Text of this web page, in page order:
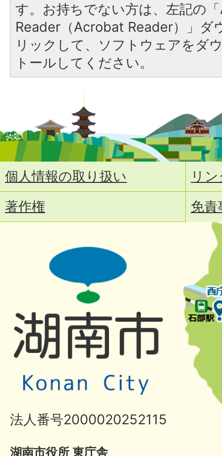
す。お持ちでない方は、左記の
Reader（Acrobat Reader）」ダ
リックして、ソフトウェアをダ
トールしてください。
個人情報の取り扱い
リ
著作権
免責
法人番号2000020252115
湖南市役所 東庁舎